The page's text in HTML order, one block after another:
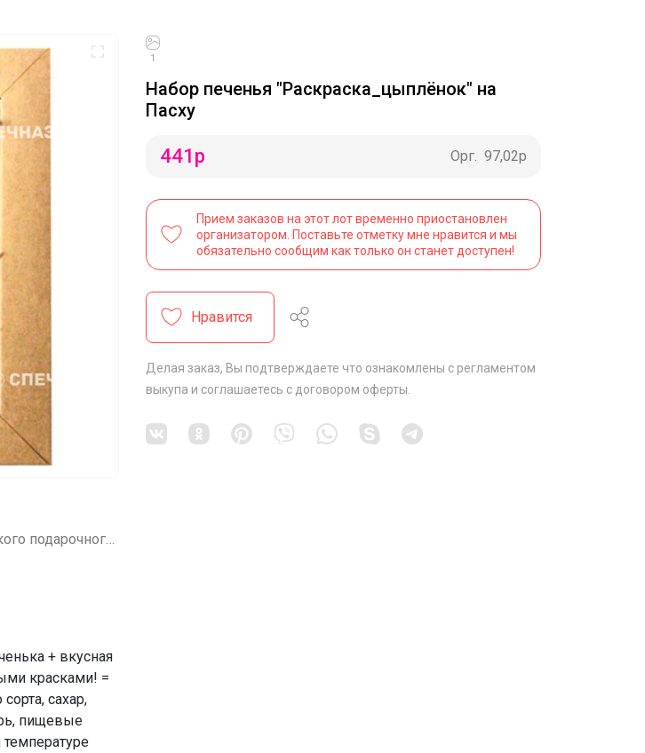
СП22 ПЕЧЕНЬКА на все случаи жизни! ⭐ Наборы крутого яркого подарочного печенья!
+ вкусная
красками! =
сахар,
пищевые
1
Набор печенья "Раскраска_цыплёнок" на
Пасху
441 р Орг. 97,02р
Прием заказов на этот лот временно приостановлен
организатором. Поставьте отметку мне нравится и мы
обязательно сообщим как только он станет доступен!
Нравится
Делая заказ, Вы подтверждаете что ознакомлены с регламентом
выкупа и соглашаетесь с договором оферты